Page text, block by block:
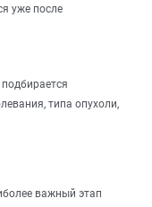
уже после
типа опухоли,
важный этап